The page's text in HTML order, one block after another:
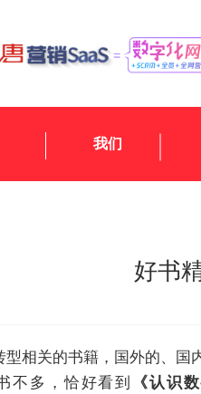
我们
好书
型相关的书籍，国外的、国
不多，恰好看到 《认识